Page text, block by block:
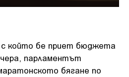
който бе приет бюджета
парламентът
бягане по